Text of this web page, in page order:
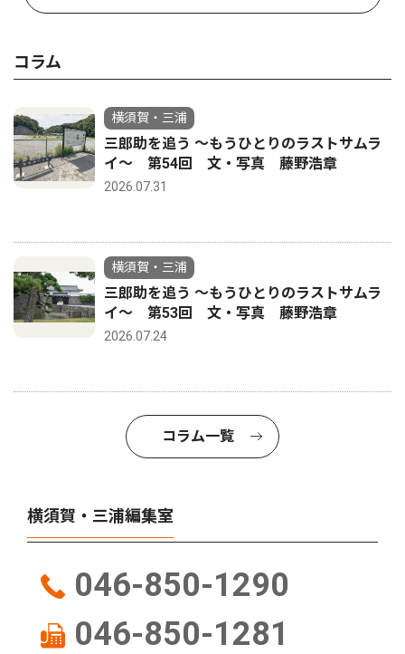
コラム
横須賀・三浦
三郎助を追う 〜もうひとりのラストサムラ
イ〜 第54回 文・写真 藤野浩章
2026.07.31
横須賀・三浦
三郎助を追う 〜もうひとりのラストサムラ
イ〜 第53回 文・写真 藤野浩章
2026.07.24
コラム一覧
横須賀・三浦編集室
046-850-1290
046-850-1281